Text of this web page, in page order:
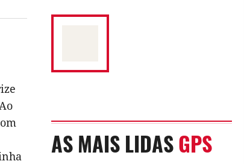
AS MAIS LIDASGPS